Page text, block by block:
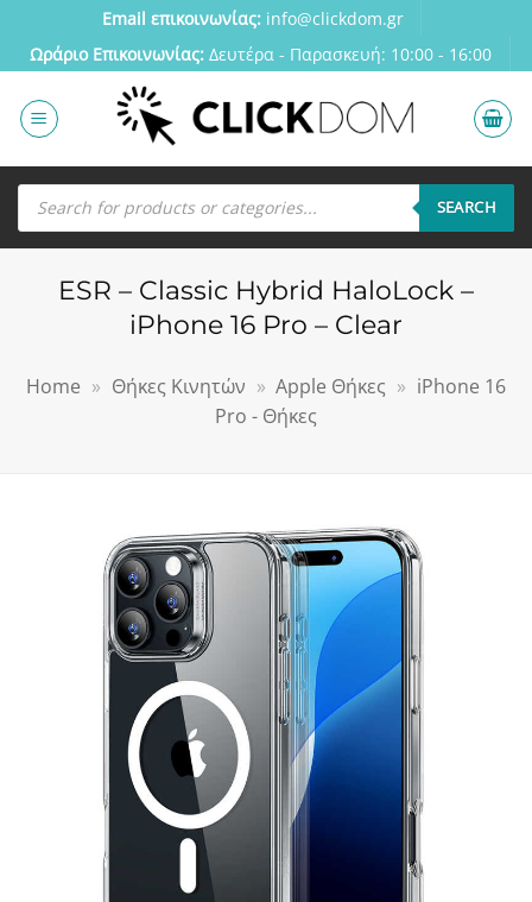
περιεχόμενο
Email επικοινωνίας: info@clickdom.gr
Ωράριο Eπικοινωνίας: Δευτέρα - Παρασκευή: 10:00 - 16:00
Αναζήτηση
προϊόντων SEARCH
ESR – Classic Hybrid HaloLock –
iPhone 16 Pro – Clear
Home » Θήκες Κινητών » Apple Θήκες » iPhone 16
Pro - Θήκες